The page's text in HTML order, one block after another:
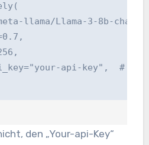
llama/Llama-3-8b-chat-
api-key",  #
den „Your-api-Key“